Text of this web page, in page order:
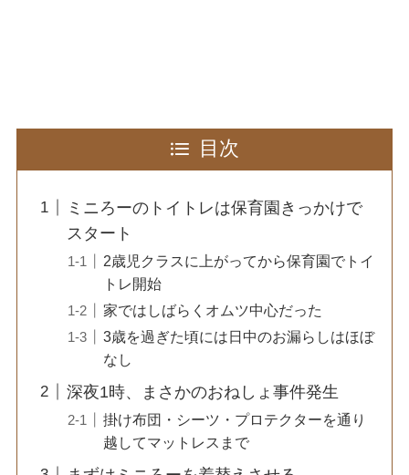
目次
ミニろーのトイトレは保育園きっかけで
スタート
2歳児クラスに上がってから保育園でトイ
トレ開始
家ではしばらくオムツ中心だった
3歳を過ぎた頃には日中のお漏らしはほぼ
なし
深夜1時、まさかのおねしょ事件発生
掛け布団・シーツ・プロテクターを通り
越してマットレスまで